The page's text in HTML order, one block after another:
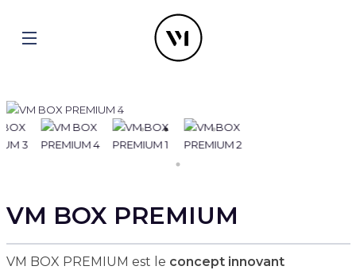
VM BOX PREMIUM
VM BOX PREMIUM est le concept innovant